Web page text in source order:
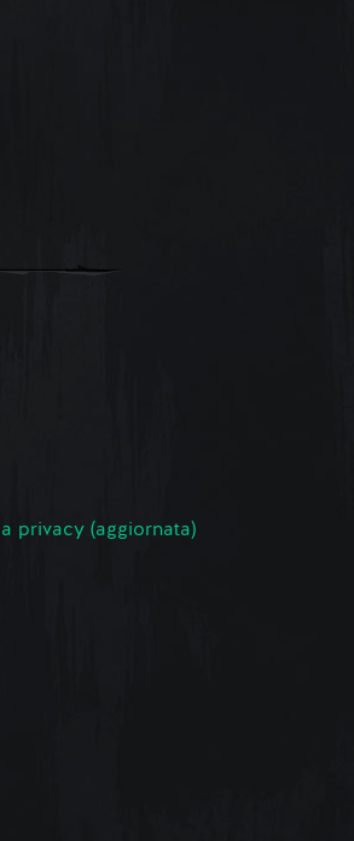
privacy (aggiornata)